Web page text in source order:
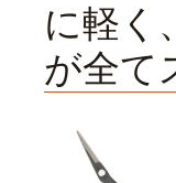
に軽く
が全て